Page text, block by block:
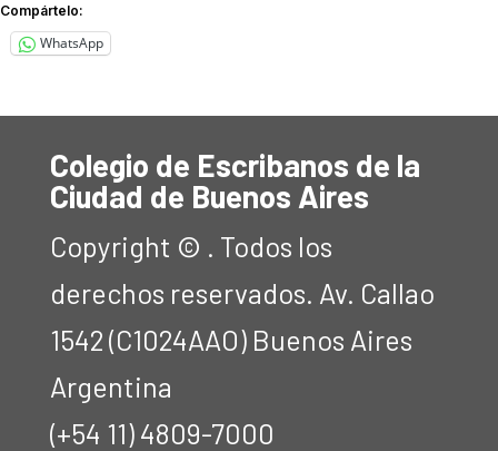
Compártelo:
WhatsApp
Colegio de Escribanos de la
Ciudad de Buenos Aires
Copyright © . Todos los
derechos reservados. Av. Callao
1542 (C1024AAO) Buenos Aires
Argentina
(+54 11) 4809-7000